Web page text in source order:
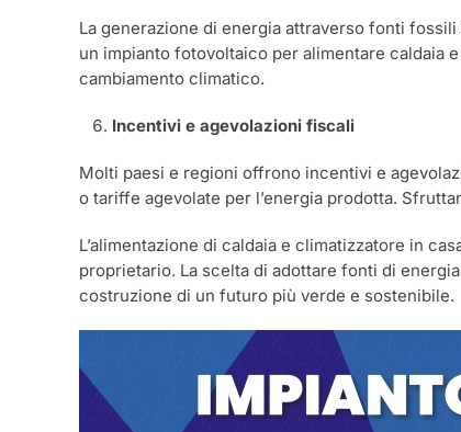
La generazione di energia attraverso fonti
un impianto fotovoltaico per alimentare caldaia
cambiamento climatico.
Incentivi e agevolazioni fiscali
Molti paesi e regioni offrono incentivi e
o tariffe agevolate per l’energia prodotta.
L’alimentazione di caldaia e climatizzatore in
proprietario. La scelta di adottare fonti di
costruzione di un futuro più verde e sostenibile.